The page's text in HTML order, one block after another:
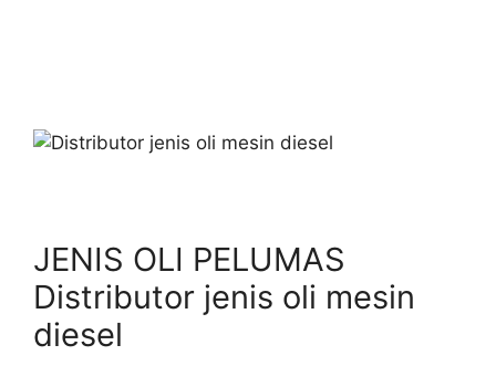
JENIS OLI PELUMAS
Distributor jenis oli mesin
diesel